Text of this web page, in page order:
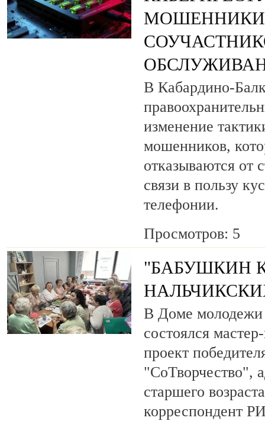
МОШЕННИКИ
В Кабардино-
изменение
мошенников,
отказываются от
связи в пользу
телефонии.
Просмотров: 5
"БАБУШКИН
В Доме молодежи
состоялся
проект
"СоТворчество",
старшего
корреспондент